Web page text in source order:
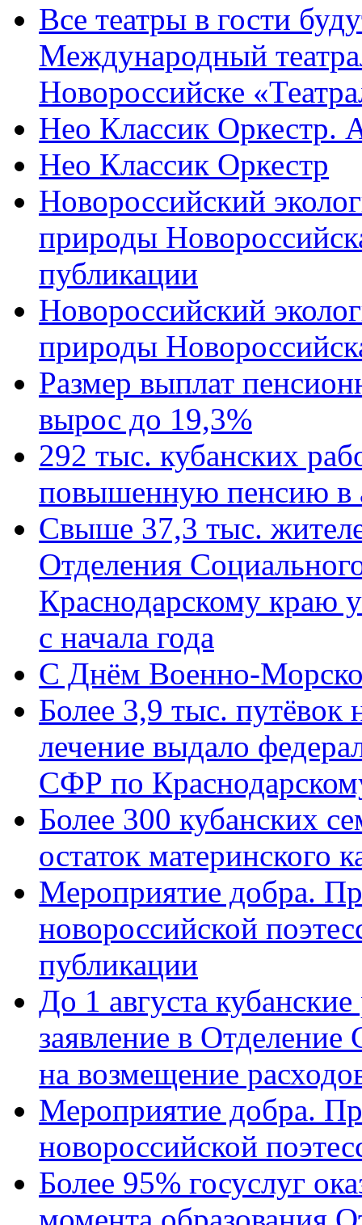
Все театры в гости
Международный
Новороссийске
Нео Классик Оркестр.
Нео Классик Оркестр
Новороссийский
природы
публикации
Новороссийский
природы
Размер выплат
вырос до 19,3%
292 тыс. кубанских
повышенную пенсию в
Свыше 37,3 тыс.
Отделения
Краснодарскому краю
с начала года
C Днём Военно-
Более 3,9 тыс. путёвок
лечение выдало
СФР по
Более 300 кубанских
остаток материнского
Мероприятие добра.
новороссийской
публикации
До 1 августа
заявление в
на возмещение
Мероприятие добра.
новороссийской
Более 95% госуслуг